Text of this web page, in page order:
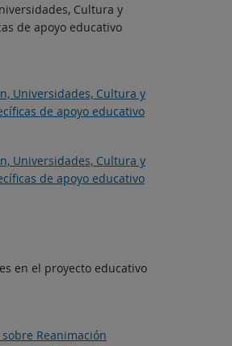
Cultura y
de apoyo educativo
Universidades, Cultura y
de apoyo educativo
Universidades, Cultura y
de apoyo educativo
en el proyecto educativo
Reanimación